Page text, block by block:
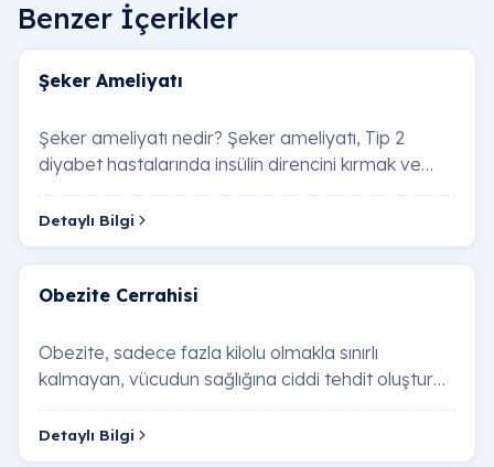
Benzer İçerikler
Şeker Ameliyatı
Şeker ameliyatı nedir? Şeker ameliyatı, Tip 2
diyabet hastalarında insülin direncini kırmak ve
pankreasın insülin üretim kapasitesini optimi…
Detaylı Bilgi
Obezite Cerrahisi
Obezite, sadece fazla kilolu olmakla sınırlı
kalmayan, vücudun sağlığına ciddi tehdit oluşturan
bir hastalıktır. Artan kilo, kalp hastalıkla…
Detaylı Bilgi